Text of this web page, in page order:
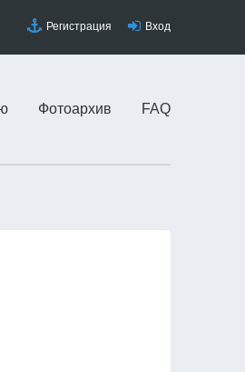
Регистрация Вход
Фотоархив FAQ